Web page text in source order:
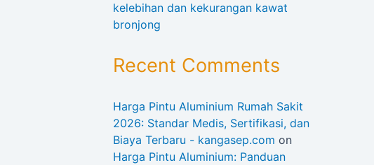
kelebihan dan kekurangan kawat
bronjong
Recent Comments
Harga Pintu Aluminium Rumah Sakit
2026: Standar Medis, Sertifikasi, dan
Biaya Terbaru - kangasep.com on
Harga Pintu Aluminium: Panduan